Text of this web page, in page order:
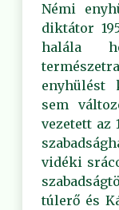
Némi
diktátor
halála
enyhülést
sem
vezetett az
vidéki
túlerő és